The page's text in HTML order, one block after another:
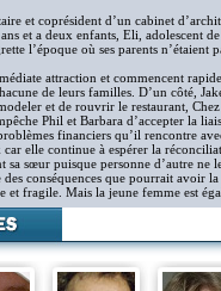
et coprésident d’un cabinet
et a deux enfants, Eli, adolescent
l’époque où ses parents n’étaient
attraction et commencent
de leurs familles. D’un côté,
et de rouvrir le restaurant,
Phil et Barbara d’accepter la
financiers qu’il rencontre
elle continue à espérer la
sa sœur puisque personne d’autre
des conséquences que pourrait avoir
et fragile. Mais la jeune femme est